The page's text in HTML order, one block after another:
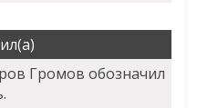
Громов обозначил